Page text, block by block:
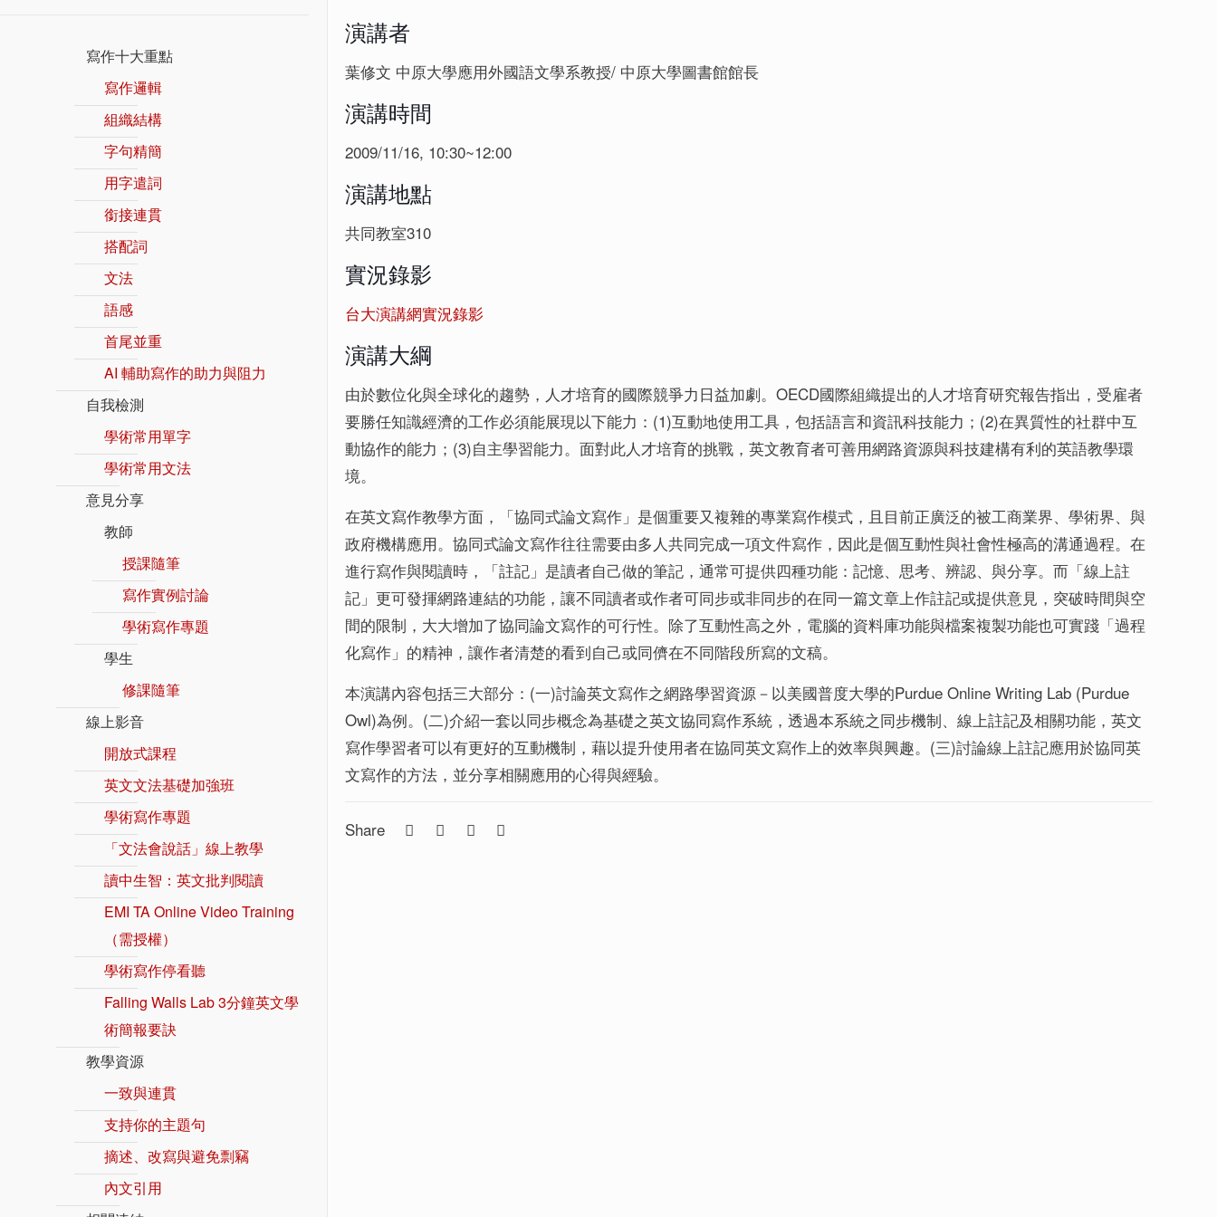
演講者
葉修文 中原大學應用外國語文學系教授/ 中原大學圖書館館長
演講時間
2009/11/16, 10:30~12:00
演講地點
共同教室310
實況錄影
台大演講網實況錄影
演講大綱
由於數位化與全球化的趨勢，人才培育的國際競爭力日益加劇。OECD國際組織提出的人才培育研究報告指出，受雇者
要勝任知識經濟的工作必須能展現以下能力：(1)互動地使用工具，包括語言和資訊科技能力；(2)在異質性的社群中互
動協作的能力；(3)自主學習能力。面對此人才培育的挑戰，英文教育者可善用網路資源與科技建構有利的英語教學環
境。
在英文寫作教學方面，「協同式論文寫作」是個重要又複雜的專業寫作模式，且目前正廣泛的被工商業界、學術界、與
政府機構應用。協同式論文寫作往往需要由多人共同完成一項文件寫作，因此是個互動性與社會性極高的溝通過程。在
進行寫作與閱讀時，「註記」是讀者自己做的筆記，通常可提供四種功能：記憶、思考、辨認、與分享。而「線上註
記」更可發揮網路連結的功能，讓不同讀者或作者可同步或非同步的在同一篇文章上作註記或提供意見，突破時間與空
間的限制，大大增加了協同論文寫作的可行性。除了互動性高之外，電腦的資料庫功能與檔案複製功能也可實踐「過程
化寫作」的精神，讓作者清楚的看到自己或同儕在不同階段所寫的文稿。
本演講內容包括三大部分：(一)討論英文寫作之網路學習資源－以美國普度大學的Purdue Online Writing Lab (Purdue
Owl)為例。(二)介紹一套以同步概念為基礎之英文協同寫作系統，透過本系統之同步機制、線上註記及相關功能，英文
寫作學習者可以有更好的互動機制，藉以提升使用者在協同英文寫作上的效率與興趣。(三)討論線上註記應用於協同英
文寫作的方法，並分享相關應用的心得與經驗。
Share
寫作十大重點
寫作邏輯
組織結構
字句精簡
用字遣詞
銜接連貫
搭配詞
文法
語感
首尾並重
AI 輔助寫作的助力與阻力
自我檢測
學術常用單字
學術常用文法
意見分享
教師
授課隨筆
寫作實例討論
學術寫作專題
學生
修課隨筆
線上影音
開放式課程
英文文法基礎加強班
學術寫作專題
「文法會說話」線上教學
讀中生智：英文批判閱讀
EMI TA Online Video Training
（需授權）
學術寫作停看聽
Falling Walls Lab 3分鐘英文學
術簡報要訣
教學資源
一致與連貫
支持你的主題句
摘述、改寫與避免剽竊
內文引用